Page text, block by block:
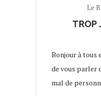
Le
TROP
Bonjour à tous
de vous parler
mal de